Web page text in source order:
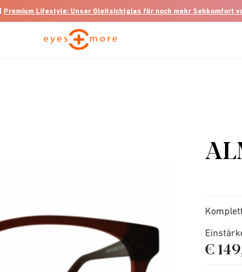
Premium Lifestyle: Unser Gleitsichtglas für noch mehr Sehkomfort
€